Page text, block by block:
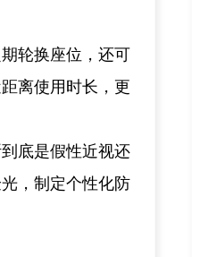
轮换座位，还可
离使用时长，更
底是假性近视还
，制定个性化防